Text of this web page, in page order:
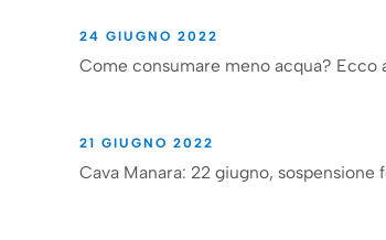
24 GIUGNO 2022
Come consumare meno acqua? Ecco
21 GIUGNO 2022
Cava Manara: 22 giugno,